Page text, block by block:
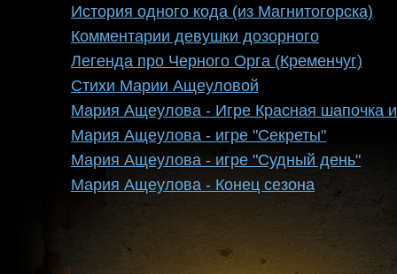
История одного кода (из Магнитогорска)
Комментарии девушки дозорного
Легенда про Черного Орга (Кременчуг)
Стихи Марии Ащеуловой
Мария Ащеулова - Игре Красная шапочка
Мария Ащеулова - игре "Секреты"
Мария Ащеулова - игре "Судный день"
Мария Ащеулова - Конец сезона